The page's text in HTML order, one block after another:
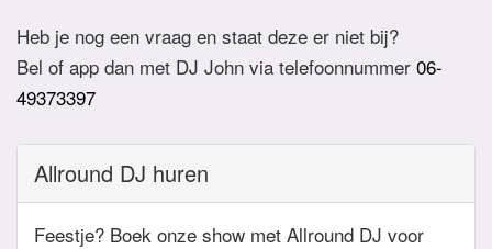
zodat het feest definitief geboekt is. Wij vragen
overigens geen aanbetaling. Tegen die dat het
feest eraan komt zullen we nog even contact
hebben betreft de muziekwensen en de planning
van de avond. Daarnaast zijn wij altijd bereikbaar
zowel telefonisch, via e-mail of de app.
Heb je nog een vraag en staat deze er niet bij?
Bel of app dan met DJ John via telefoonnummer 06-
49373397
Allround DJ huren
Feestje? Boek onze show met Allround DJ voor